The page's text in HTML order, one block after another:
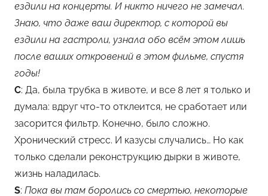
ездили на концерты. И никто ничего не замечал.
Знаю, что даже ваш директор, с которой вы
ездили на гастроли, узнала обо всём этом лишь
после ваших откровений в этом фильме, спустя
годы!
С: Да, была трубка в животе, и все 8 лет я только и
думала: вдруг что-то отклеится, не сработает или
засорится фильтр. Конечно, было сложно.
Хронический стресс. И казусы случались… Но как
только сделали реконструкцию дырки в животе,
жизнь наладилась.
S: Пока вы там боролись со смертью, некоторые